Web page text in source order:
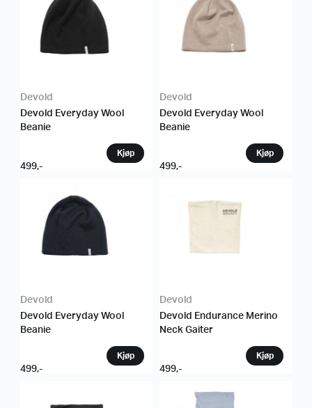
Devold
Devold Everyday Wool
Beanie
499,-
Devold
Devold Everyday Wool
Beanie
499,-
Devold
Devold Everyday Wool
Beanie
499,-
Devold
Devold Endurance Merino
Neck Gaiter
499,-